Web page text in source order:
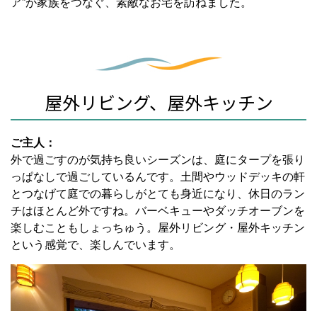
ア”が家族をつなぐ、素敵なお宅を訪ねました。
屋外リビング、屋外キッチン
ご主人：
外で過ごすのが気持ち良いシーズンは、庭にタープを張り
っぱなしで過ごしているんです。土間やウッドデッキの軒
とつなげて庭での暮らしがとても身近になり、休日のラン
チはほとんど外ですね。バーベキューやダッチオーブンを
楽しむこともしょっちゅう。屋外リビング・屋外キッチン
という感覚で、楽しんでいます。